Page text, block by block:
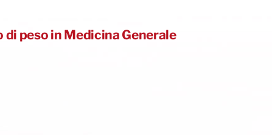
peso in Medicina Generale